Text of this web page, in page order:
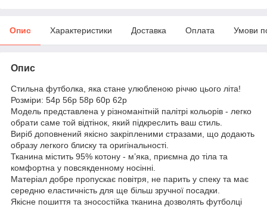
Опис Характеристики Доставка Оплата Умови
Опис
Стильна футболка, яка стане улюбленою річчю цього літа!
Розміри: 54р 56р 58р 60р 62р
Модель представлена у різноманітній палітрі кольорів - легко
обрати саме той відтінок, який підкреслить ваш стиль.
Виріб доповнений якісно закріпленими стразами, що додають
образу легкого блиску та оригінальності.
Тканина містить 95% котону - м’яка, приємна до тіла та
комфортна у повсякденному носінні.
Матеріал добре пропускає повітря, не парить у спеку та має
середню еластичність для ще більш зручної посадки.
Якісне пошиття та зносостійка тканина дозволять футболці